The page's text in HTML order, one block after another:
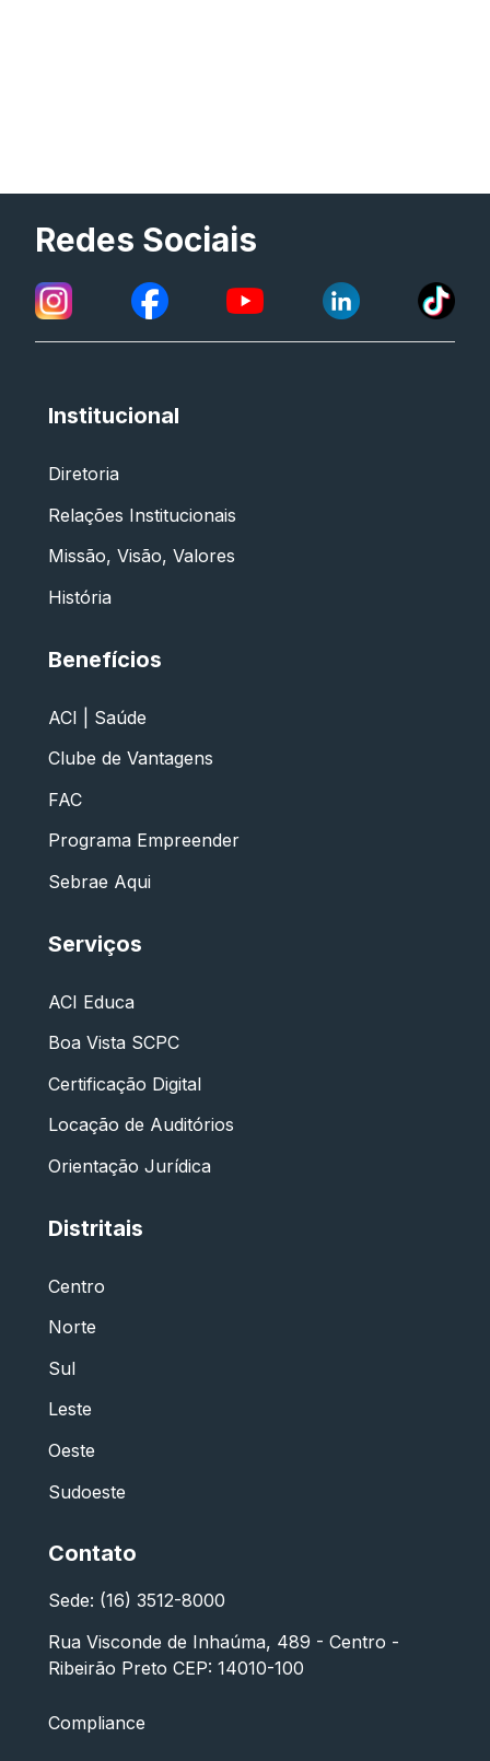
Redes Sociais
Institucional
Diretoria
Relações Institucionais
Missão, Visão, Valores
História
Benefícios
ACI | Saúde
Clube de Vantagens
FAC
Programa Empreender
Sebrae Aqui
Serviços
ACI Educa
Boa Vista SCPC
Certificação Digital
Locação de Auditórios
Orientação Jurídica
Distritais
Centro
Norte
Sul
Leste
Oeste
Sudoeste
Contato
Sede: (16) 3512-8000
Rua Visconde de Inhaúma, 489 - Centro -
Ribeirão Preto CEP: 14010-100
Compliance